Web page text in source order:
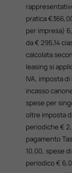
pratica
per impresa)
da € 295,14
calcolata
leasing si
IVA, imposta
incasso
spese per
oltre imposta
periodiche €
pagamento
10,00, spese
periodico €